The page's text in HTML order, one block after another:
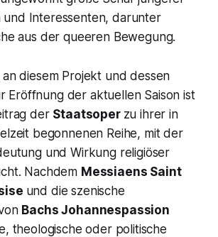
und Interessenten, darunter
aus der queeren Bewegung.
an diesem Projekt und dessen
Eröffnung der aktuellen Saison ist
der Staatsoper zu ihrer in
begonnenen Reihe, mit der
und Wirkung religiöser
Nachdem Messiaens Saint
und die szenische
BachsJohannespassion
theologische oder politische